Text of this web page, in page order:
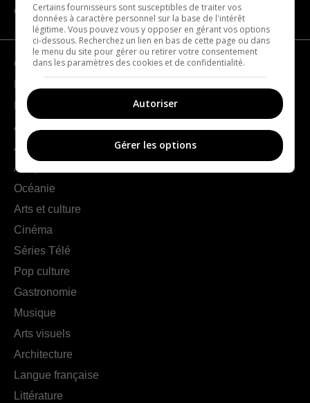
CATÉGORIES
Géographie
Europe
Amériques
Asie
Afrique
Océanie
Arts et culture
Cinéma
Séries Télé
Pop culture
Gastronomie
Musique
Arts visuels
Architecture
Langue française
Littérature
Certains fournisseurs sont susceptibles de traiter vos
données à caractère personnel sur la base de l'intérêt
légitime. Vous pouvez vous y opposer en gérant vos options
ci-dessous. Recherchez un lien en bas de cette page ou dans
le menu du site pour gérer ou retirer votre consentement
dans les paramètres des cookies et de confidentialité.
Autoriser
Gérer les options